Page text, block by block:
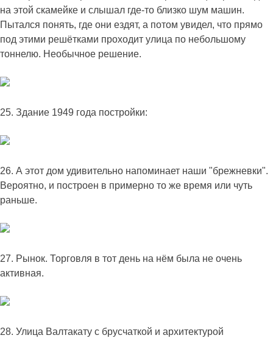
на этой скамейке и слышал где-то близко шум машин.
Пытался понять, где они ездят, а потом увидел, что прямо
под этими решётками проходит улица по небольшому
тоннелю. Необычное решение.
25. Здание 1949 года постройки:
26. А этот дом удивительно напоминает наши "брежневки".
Вероятно, и построен в примерно то же время или чуть
раньше.
27. Рынок. Торговля в тот день на нём была не очень
активная.
28. Улица Валтакату с брусчаткой и архитектурой